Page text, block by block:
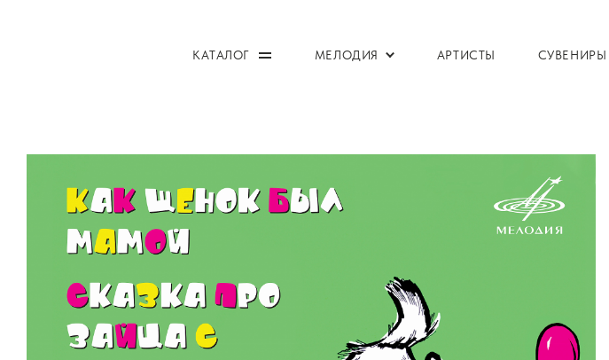
КАТАЛОГ МЕЛОДИЯ АРТИСТЫ СУВЕНИРЫ